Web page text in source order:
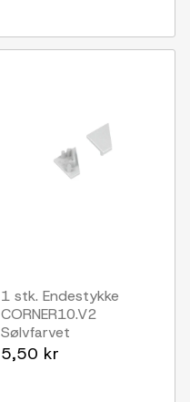
1 stk. Endestykke
CORNER10.V2
Sølvfarvet
5,50 kr